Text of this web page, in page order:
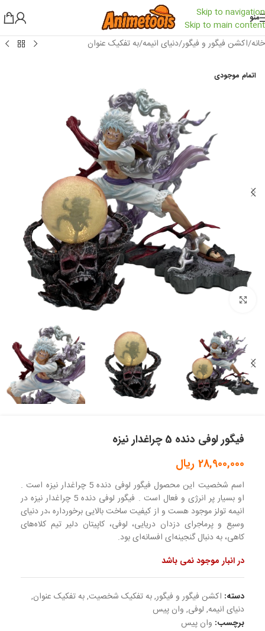
Skip to navigation
Skip to main content
منو
خانه/اکشن فیگور و فیگور/دنیای انیمه/به تفکیک عنوان
اتمام موجودی
فیگور لوفی دنده 5 چراغدار نیزه
28,900,000 ریال
اسم شخصیت این محصول فیگور لوفی دنده 5 چراغدار نیزه است .
او بسیار پر انرژی و فعال است . فیگور لوفی دنده 5 چراغدار نیزه در
انیمه تولز موجود هست و از کیفیت ساخت بالایی برخورداره ،در دنیای
وسیع و پرماجرای دزدان دریایی، لوفی، کاپیتان دلیر تیم کلاه‌های
کاهی، به دنبال گنجینه‌ای افسانه‌ای بود.
در انبار موجود نمی باشد
دسته: اکشن فیگور و فیگور,به تفکیک شخصیت,به تفکیک عنوان,
دنیای انیمه, لوفی, وان پیس
برچسب: وان پیس